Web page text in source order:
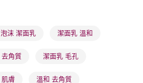
，訂單將隨機分配至SF順豐速運或京東
會安排重寄
泡沫 潔面乳 潔面乳 溫和
去角質 潔面乳 毛孔
膚 溫和 去角質